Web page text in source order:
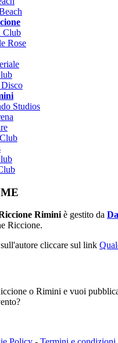
Club
Rose
Studios
Riminiè gestito da
Riccione.
cliccare sul link
o Rimini e vuoi